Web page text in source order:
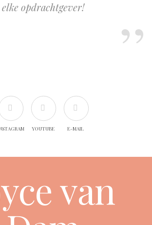
elke opdrachtgever!
YOUTUBE E-MAIL
van